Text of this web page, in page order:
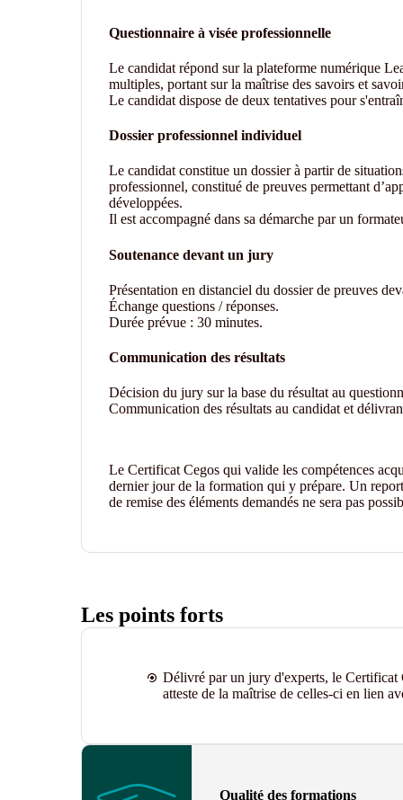
Questionnaire à visée professionnelle
Le candidat répond sur la plateforme numérique
multiples, portant sur la maîtrise des savoirs et
Le candidat dispose de deux tentatives pour
Dossier professionnel individuel
Le candidat constitue un dossier à partir de
professionnel, constitué de preuves permettant
développées.
Il est accompagné dans sa démarche par un
Soutenance devant un jury
Présentation en distanciel du dossier de preuves
Échange questions / réponses.
Durée prévue : 30 minutes.
Communication des résultats
Décision du jury sur la base du résultat au
Communication des résultats au candidat et
Le Certificat Cegos qui valide les compétences
dernier jour de la formation qui y prépare. Un
de remise des éléments demandés ne sera pas
Les points forts
Délivré par un jury d'experts, le Certificat
atteste de la maîtrise de celles-ci en lien
Qualité des formations